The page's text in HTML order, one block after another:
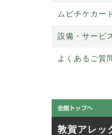
ムビチケカー
設備・サービ
よくあるご質
敦賀アレッ